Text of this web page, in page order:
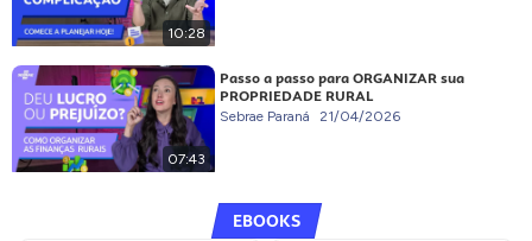
10:28
07:43
Passo a passo para ORGANIZAR sua
PROPRIEDADE RURAL
Sebrae Paraná 21/04/2026
EBOOKS